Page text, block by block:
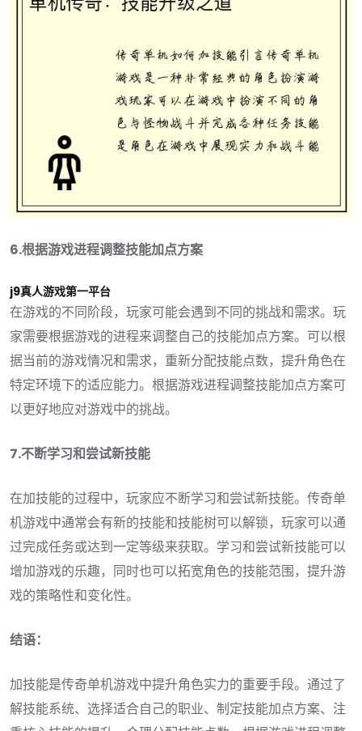
6.根据游戏进程调整技能加点方案
j9真人游戏第一平台
在游戏的不同阶段，玩家可能会遇到不同的挑战和需求。玩
家需要根据游戏的进程来调整自己的技能加点方案。可以根
据当前的游戏情况和需求，重新分配技能点数，提升角色在
特定环境下的适应能力。根据游戏进程调整技能加点方案可
以更好地应对游戏中的挑战。
7.不断学习和尝试新技能
在加技能的过程中，玩家应不断学习和尝试新技能。传奇单
机游戏中通常会有新的技能和技能树可以解锁，玩家可以通
过完成任务或达到一定等级来获取。学习和尝试新技能可以
增加游戏的乐趣，同时也可以拓宽角色的技能范围，提升游
戏的策略性和变化性。
结语：
加技能是传奇单机游戏中提升角色实力的重要手段。通过了
解技能系统、选择适合自己的职业、制定技能加点方案、注